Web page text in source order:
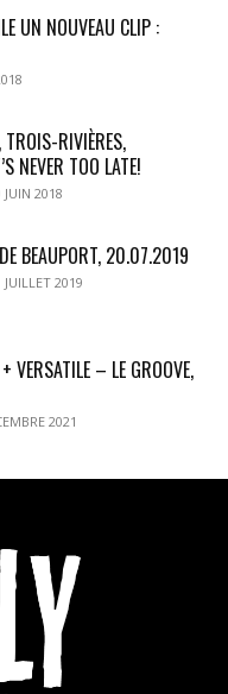
UN NOUVEAU CLIP :
TROIS-RIVIÈRES,
NEVER TOO LATE!
JUIN 2018
BEAUPORT, 20.07.2019
JUILLET 2019
VERSATILE – LE GROOVE,
2021